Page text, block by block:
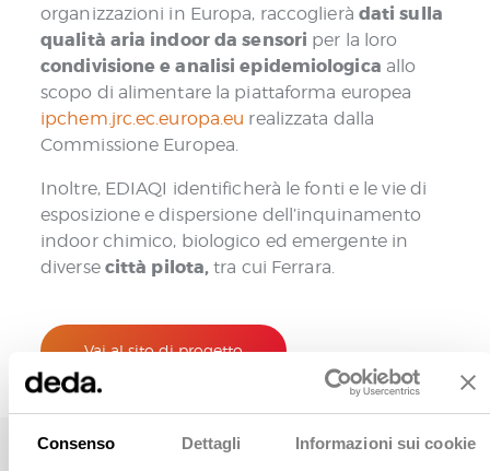
Consenso Dettagli Informazioni sui cookie
organizzazioni in Europa, raccoglierà dati sulla
qualità aria indoor da sensori per la loro
condivisione e analisi epidemiologica allo
scopo di alimentare la piattaforma europea
ipchem.jrc.ec.europa.eu realizzata dalla
Commissione Europea.
Inoltre, EDIAQI identificherà le fonti e le vie di
esposizione e dispersione dell’inquinamento
indoor chimico, biologico ed emergente in
diverse città pilota,tra cui Ferrara.
Vai al sito di progetto